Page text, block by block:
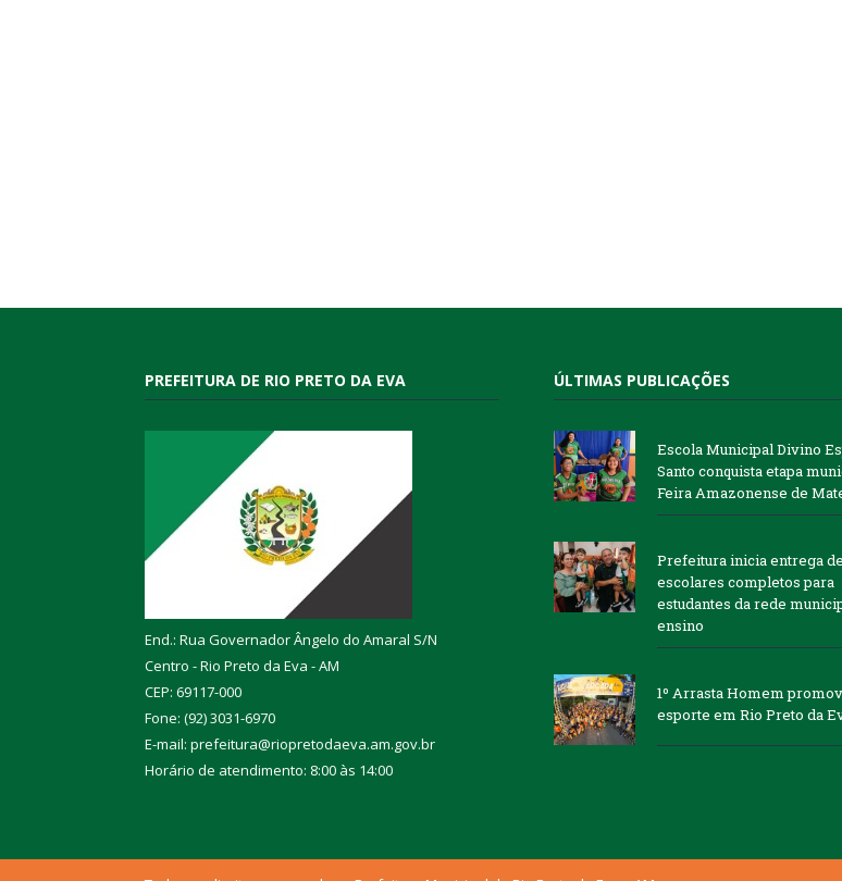
PREFEITURA DE RIO PRETO DA EVA
End.: Rua Governador Ângelo do Amaral S/N
Centro - Rio Preto da Eva - AM
CEP: 69117-000
Fone: (92) 3031-6970
E-mail: prefeitura@riopretodaeva.am.gov.br
Horário de atendimento: 8:00 às 14:00
ÚLTIMAS PUBLICAÇÕES
Escola Municipal Divino
Santo conquista etapa
Feira Amazonense de
Prefeitura inicia entrega
escolares completos para
estudantes da rede
ensino
1º Arrasta Homem
esporte em Rio Preto da